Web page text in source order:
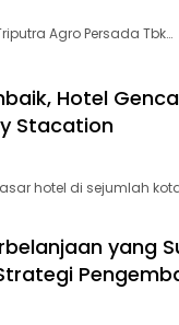
Agro Persada Tbk…
Hotel
Stacation
hotel di sejumlah
yang